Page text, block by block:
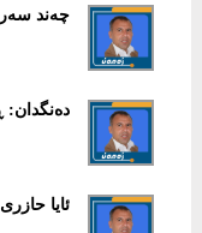
چەند
دەنگدان:
ئایا